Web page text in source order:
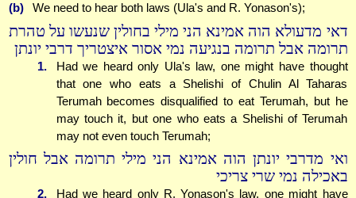
(b) We need to hear both laws (Ula's and R. Yonason's);
דאי מדעולא הוה אמינא הני מילי בחולין שנעשו על טהרת
תרומה אבל תרומה בנגיעה נמי אסור איצטריך דרבי יונתן
1.
Had we heard only Ula's law, one might have thought
that one who eats a Shelishi of Chulin Al Taharas
Terumah becomes disqualified to eat Terumah, but he
may touch it, but one who eats a Shelishi of Terumah
may not even touch Terumah;
ואי מדרבי יונתן הוה אמינא הני מילי תרומה אבל חולין
באכילה נמי שרי צריכי
2.
Had we heard only R. Yonason's law, one might have